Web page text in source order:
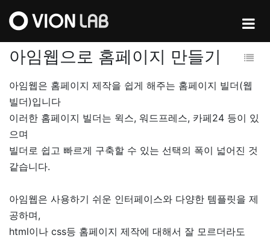
아임웹으로 홈페이지 만들기
아임웹은 홈페이지 제작을 쉽게 해주는 홈페이지 빌더(웹
빌더)입니다
이러한 홈페이지 빌더는 윅스, 워드프레스, 카페24 등이 있
으며
빌더로 쉽고 빠르게 구축할 수 있는 선택의 폭이 넓어진 것
같습니다.
아임웹은 사용하기 쉬운 인터페이스와 다양한 템플릿을 제
공하며,
html이나 css등 홈페이지 제작에 대해서 잘 모르더라도